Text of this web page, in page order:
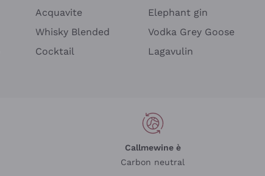
Acquavite
Whisky Blended
Cocktail
Elephant gin
Vodka Grey Goose
Lagavulin
Callmewine è
Carbon neutral